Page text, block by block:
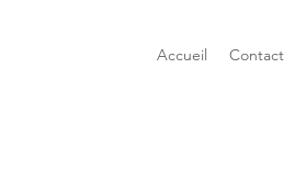
Accueil Contact